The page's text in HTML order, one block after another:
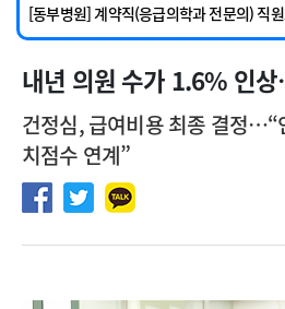
[동부병원] 계약직(응급의학과 전문의) 직
[이대목동병원] 하반기 전공의(레지던트1
[서울아산병원] 2026년 하반기 인턴 모집
내년 의원 수가 1.6% 인
건정심, 급여비용 최종 결정
치점수 연계”